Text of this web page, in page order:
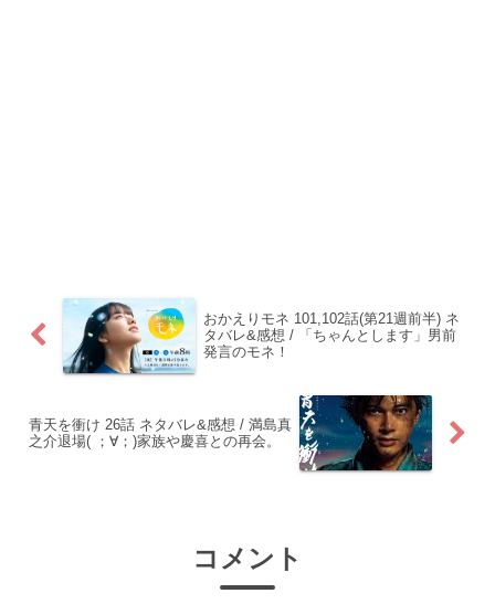
おかえりモネ 101,102話(第21週前半) ネ
タバレ&感想 / 「ちゃんとします」男前
発言のモネ！
青天を衝け 26話 ネタバレ&感想 / 満島真
之介退場( ；∀；)家族や慶喜との再会。
コメント